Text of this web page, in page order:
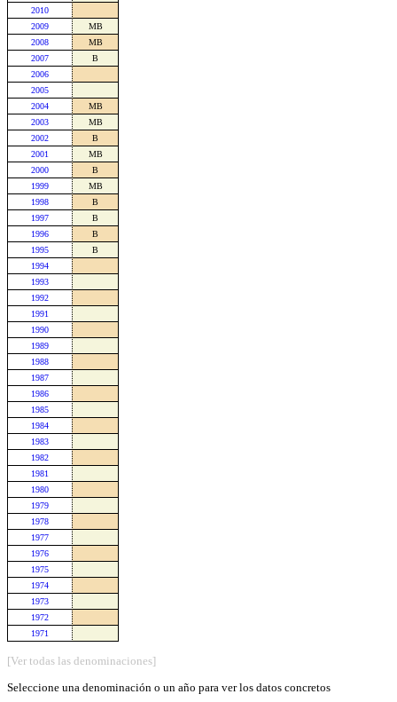
2010
2009
MB
2008
MB
2007
B
2006
2005
2004
MB
2003
MB
2002
B
2001
MB
2000
B
1999
MB
1998
B
1997
B
1996
B
1995
B
1994
1993
1992
1991
1990
1989
1988
1987
1986
1985
1984
1983
1982
1981
1980
1979
1978
1977
1976
1975
1974
1973
1972
1971
[Ver todas las denominaciones]
Seleccione una denominación o un año para ver los datos concretos